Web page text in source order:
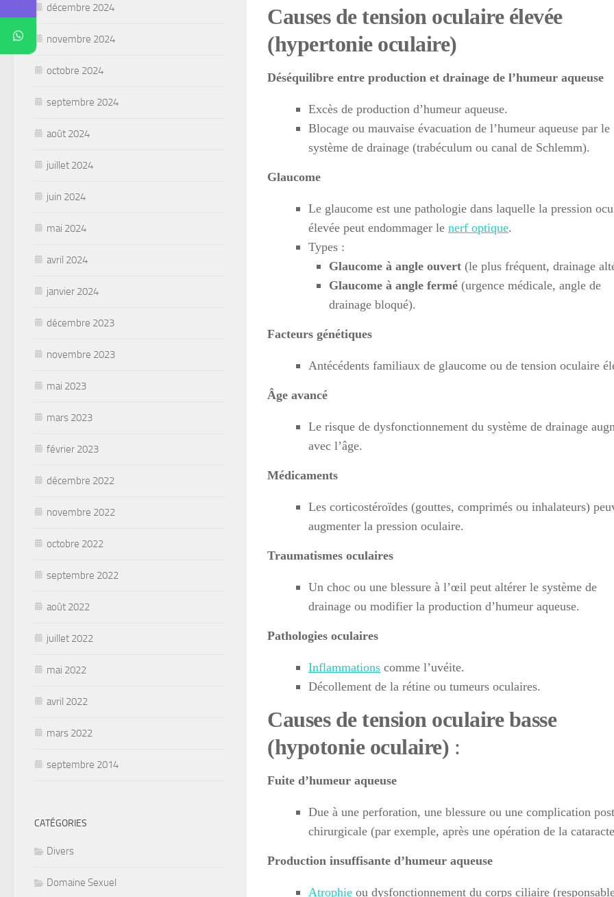
Causes de tension oculaire élevée
(hypertonie oculaire)
Déséquilibre entre production et drainage de l’humeur aqueuse
Excès de production d’humeur aqueuse.
Blocage ou mauvaise évacuation de l’humeur aqueuse par le
système de drainage (trabéculum ou canal de Schlemm).
Glaucome
Le glaucome est une pathologie dans laquelle la pression
élevée peut endommager le nerf optique.
Types :
Glaucome à angle ouvert (le plus fréquent, drainage
Glaucome à angle fermé (urgence médicale, angle de
drainage bloqué).
Facteurs génétiques
Antécédents familiaux de glaucome ou de tension oculaire
Âge avancé
Le risque de dysfonctionnement du système de drainage
avec l’âge.
Médicaments
Les corticostéroïdes (gouttes, comprimés ou inhalateurs)
augmenter la pression oculaire.
Traumatismes oculaires
Un choc ou une blessure à l’œil peut altérer le système de
drainage ou modifier la production d’humeur aqueuse.
Pathologies oculaires
Inflammations comme l’uvéite.
Décollement de la rétine ou tumeurs oculaires.
Causes de tension oculaire basse
(hypotonie oculaire) :
Fuite d’humeur aqueuse
Due à une perforation, une blessure ou une complication
chirurgicale (par exemple, après une opération de la
Production insuffisante d’humeur aqueuse
Atrophie ou dysfonctionnement du corps ciliaire
décembre 2024
novembre 2024
octobre 2024
septembre 2024
août 2024
juillet 2024
juin 2024
mai 2024
avril 2024
janvier 2024
décembre 2023
novembre 2023
mai 2023
mars 2023
février 2023
décembre 2022
novembre 2022
octobre 2022
septembre 2022
août 2022
juillet 2022
mai 2022
avril 2022
mars 2022
septembre 2014
CATÉGORIES
Divers
Domaine Sexuel